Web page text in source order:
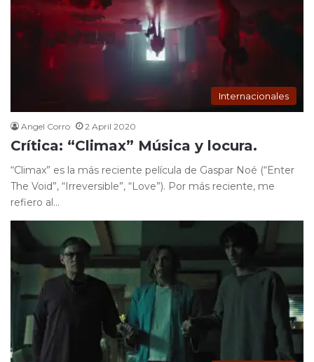
Internacionales
Angel Corro 2 April 2020
Crítica: “Climax” Música y locura.
“Climax” es la más reciente película de Gaspar Noé (“Enter
The Void”, “Irreversible”, “Love”). Por más reciente, me
refiero al…